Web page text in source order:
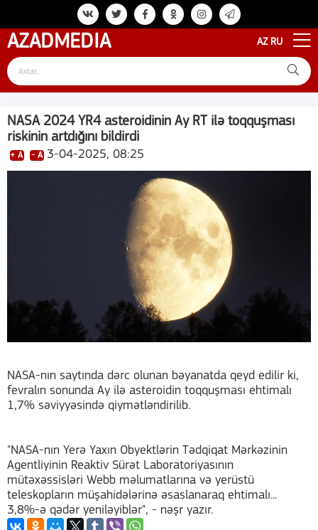
AZADMEDIA AZ RU
NASA 2024 YR4 asteroidinin Ay RT ilə toqquşması
riskinin artdığını bildirdi
+ A - A 3-04-2025, 08:25
NASA-nın saytında dərc olunan bəyanatda qeyd edilir ki,
fevralın sonunda Ay ilə asteroidin toqquşması ehtimalı
1,7% səviyyəsində qiymətləndirilib.
"NASA-nın Yerə Yaxın Obyektlərin Tədqiqat Mərkəzinin
Agentliyinin Reaktiv Sürət Laboratoriyasının
mütəxəssisləri Webb məlumatlarına və yerüstü
teleskopların müşahidələrinə əsaslanaraq ehtimalı...
3,8%-ə qədər yeniləyiblər", - nəşr yazır.